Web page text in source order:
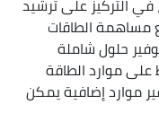
الطاقات
حلول شاملة
موارد الطاقة
موارد إضافية يمكن